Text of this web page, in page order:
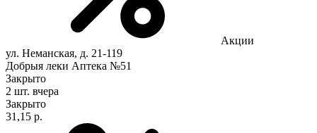
Акции
ул. Неманская, д. 21-119
Добрыя леки Аптека №51
Закрыто
2 шт. вчера
Закрыто
31,15 р.